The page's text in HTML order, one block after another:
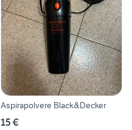
Aspirapolvere Black&Decker
15 €